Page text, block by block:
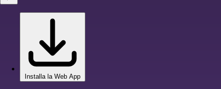
Installa la Web App